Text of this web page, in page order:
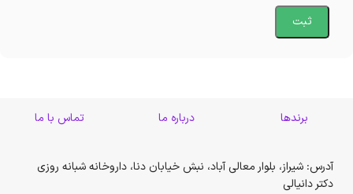
برندها درباره ما تماس با ما
آدرس: شیراز، بلوار معالی آباد، نبش خیابان دنا، داروخانه شبانه روزی
دکتر دانیالی